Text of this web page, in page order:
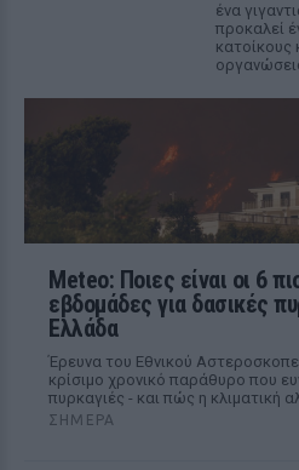
ένα
προκαλεί
κατοίκους
Meteo: Ποιες είναι οι 6
εβδομάδες για δασικές
Ελλάδα
Έρευνα του Εθνικού
κρίσιμο χρονικό παράθυρο που
πυρκαγιές - και πώς η κλιματική
ΣΉΜΕΡΑ